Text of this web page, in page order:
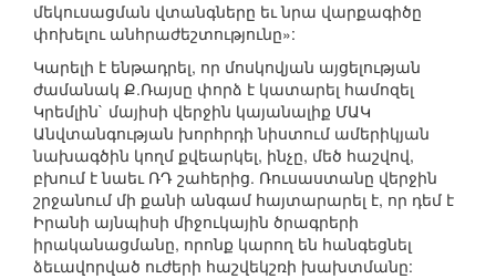
մեկուսացման վտանգները եւ նրա վարքագիծը
փոխելու անհրաժեշտությունը»:
Կարելի է ենթադրել, որ մոսկովյան այցելության
ժամանակ Ք.Ռայսը փորձ է կատարել համոզել
Կրեմլին` մայիսի վերջին կայանալիք ՄԱԿ
Անվտանգության խորհրդի նիստում ամերիկյան
նախագծին կողմ քվեարկել, ինչը, մեծ հաշվով,
բխում է նաեւ ՌԴ շահերից. Ռուսաստանը վերջին
շրջանում մի քանի անգամ հայտարարել է, որ դեմ է
Իրանի այնպիսի միջուկային ծրագրերի
իրականացմանը, որոնք կարող են հանգեցնել
ձեւավորված ուժերի հաշվեկշռի խախտմանը: